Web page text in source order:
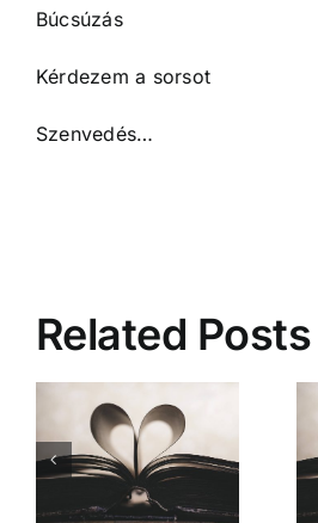
Búcsúzás
Kérdezem a sorsot
Szenvedés…
Related Posts